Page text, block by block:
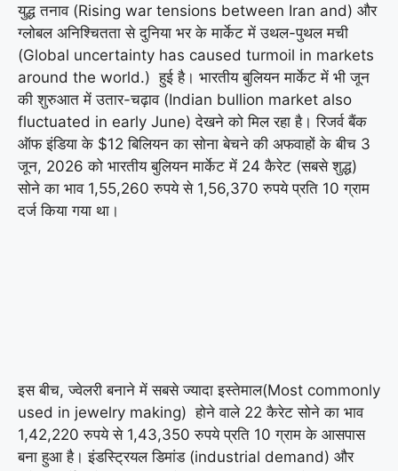
युद्ध तनाव (Rising war tensions between Iran and) और
ग्लोबल अनिश्चितता से दुनिया भर के मार्केट में उथल-पुथल मची
(Global uncertainty has caused turmoil in markets
around the world.) हुई है। भारतीय बुलियन मार्केट में भी जून
की शुरुआत में उतार-चढ़ाव (Indian bullion market also
fluctuated in early June) देखने को मिल रहा है। रिजर्व बैंक
ऑफ इंडिया के $12 बिलियन का सोना बेचने की अफवाहों के बीच 3
जून, 2026 को भारतीय बुलियन मार्केट में 24 कैरेट (सबसे शुद्ध)
सोने का भाव 1,55,260 रुपये से 1,56,370 रुपये प्रति 10 ग्राम
दर्ज किया गया था।
इस बीच, ज्वेलरी बनाने में सबसे ज्यादा इस्तेमाल(Most commonly
used in jewelry making) होने वाले 22 कैरेट सोने का भाव
1,42,220 रुपये से 1,43,350 रुपये प्रति 10 ग्राम के आसपास
बना हुआ है। इंडस्ट्रियल डिमांड (industrial demand) और